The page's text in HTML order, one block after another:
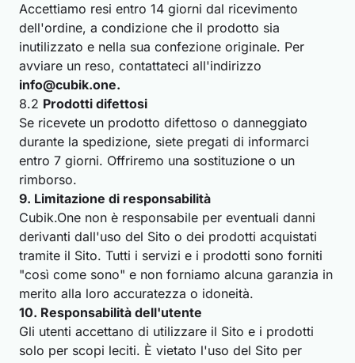
Accettiamo resi entro 14 giorni dal ricevimento
dell'ordine, a condizione che il prodotto sia
inutilizzato e nella sua confezione originale. Per
avviare un reso, contattateci all'indirizzo
info@cubik.one.
8.2 Prodotti difettosi
Se ricevete un prodotto difettoso o danneggiato
durante la spedizione, siete pregati di informarci
entro 7 giorni. Offriremo una sostituzione o un
rimborso.
9. Limitazione di responsabilità
Cubik.One non è responsabile per eventuali danni
derivanti dall'uso del Sito o dei prodotti acquistati
tramite il Sito. Tutti i servizi e i prodotti sono forniti
"così come sono" e non forniamo alcuna garanzia in
merito alla loro accuratezza o idoneità.
10. Responsabilità dell'utente
Gli utenti accettano di utilizzare il Sito e i prodotti
solo per scopi leciti. È vietato l'uso del Sito per